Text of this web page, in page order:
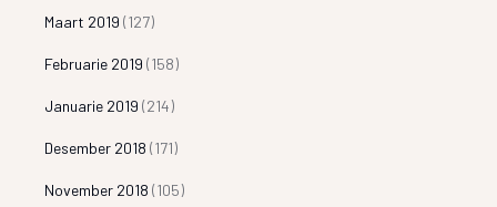
Maart 2019 (127)
Februarie 2019 (158)
Januarie 2019 (214)
Desember 2018 (171)
November 2018 (105)